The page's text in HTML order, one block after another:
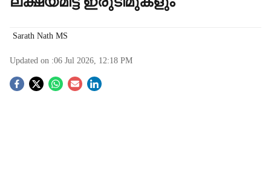
Sarath Nath MS
Updated on :06 Jul 2026, 12:18 PM
S